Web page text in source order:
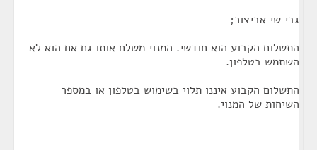
גבי שי אביצור;
התשלום הקבוע הוא חודשי. המנוי משלם אותו גם אם הוא לא
השתמש בטלפון.
התשלום הקבוע איננו תלוי בשימוש בטלפון או במספר
השיחות של המנוי.